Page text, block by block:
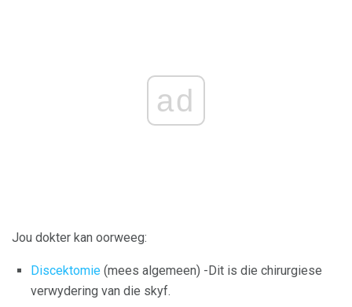
ad
Jou dokter kan oorweeg:
Discektomie (mees algemeen) -Dit is die chirurgiese
verwydering van die skyf.